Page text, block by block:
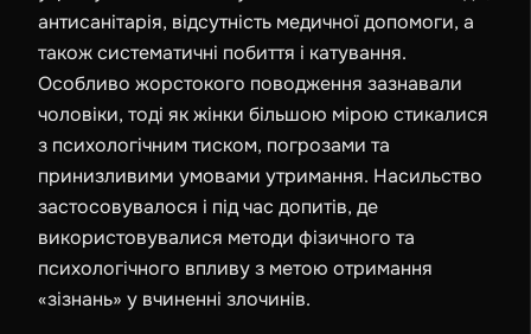
антисанітарія, відсутність медичної допомоги, а
також систематичні побиття і катування.
Особливо жорстокого поводження зазнавали
чоловіки, тоді як жінки більшою мірою стикалися
з психологічним тиском, погрозами та
принизливими умовами утримання. Насильство
застосовувалося і під час допитів, де
використовувалися методи фізичного та
психологічного впливу з метою отримання
«зізнань» у вчиненні злочинів.